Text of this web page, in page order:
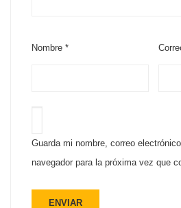
Nombre *
Guarda mi nombre, correo
navegador para la próxima vez que